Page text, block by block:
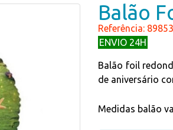
Balão
Referência: 89853
ENVIO 24H
Balão foil
de aniversário
Medidas balão